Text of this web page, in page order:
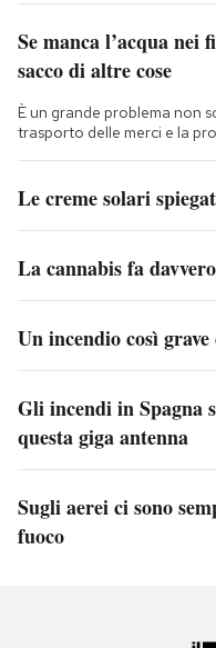
Se manca l’acqua nei
sacco di altre cose
È un grande problema non
trasporto delle merci e la
Le creme solari
La cannabis fa
Un incendio così
Gli incendi in Spagna
questa giga antenna
Sugli aerei ci sono
fuoco